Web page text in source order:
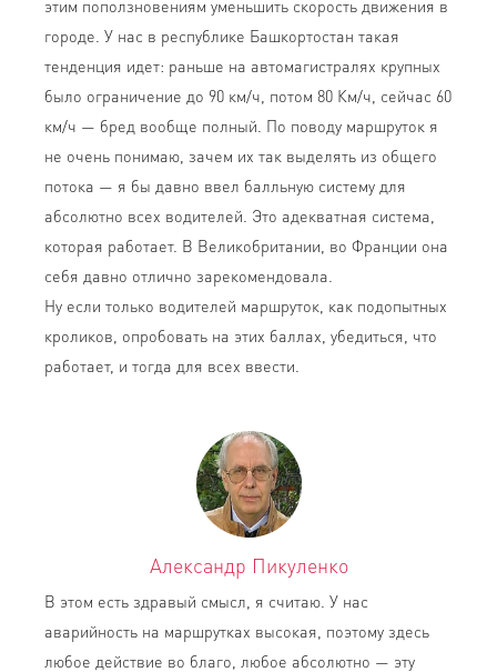
этим поползновениям уменьшить скорость движения в
городе. У нас в республике Башкортостан такая
тенденция идет: раньше на автомагистралях крупных
было ограничение до 90 км/ч, потом 80 Км/ч, сейчас 60
км/ч — бред вообще полный. По поводу маршруток я
не очень понимаю, зачем их так выделять из общего
потока — я бы давно ввел балльную систему для
абсолютно всех водителей. Это адекватная система,
которая работает. В Великобритании, во Франции она
себя давно отлично зарекомендовала.
Ну если только водителей маршруток, как подопытных
кроликов, опробовать на этих баллах, убедиться, что
работает, и тогда для всех ввести.
Александр Пикуленко
В этом есть здравый смысл, я считаю. У нас
аварийность на маршрутках высокая, поэтому здесь
любое действие во благо, любое абсолютно — эту